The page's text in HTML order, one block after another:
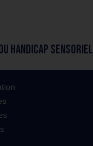
HANDICAP SENSORIEL